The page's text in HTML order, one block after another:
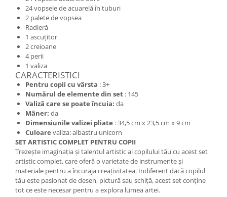
24 vopsele de acuarelă în tuburi
2 palete de vopsea
Radieră
1 ascuțitor
2 creioane
4 perii
1 valiza
CARACTERISTICI
Pentru copii cu vârsta : 3+
Numărul de elemente din set : 145
Valiză care se poate încuia: da
Mâner: da
Dimensiunile valizei pliate : 34,5 cm x 23,5 cm x 9 cm
Culoare valiza: albastru unicorn
SET ARTISTIC COMPLET PENTRU COPII
Trezește imaginația și talentul artistic al copilului tău cu acest set
artistic complet, care oferă o varietate de instrumente și
materiale pentru a încuraja creațivitatea. Indiferent dacă copilul
tău este pasionat de desen, pictură sau schiță, acest set conține
tot ce este necesar pentru a explora lumea artei.